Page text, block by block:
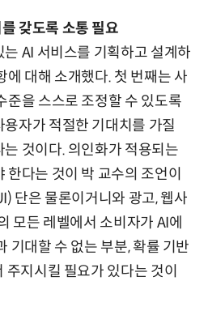
갖도록 소통 필요
AI 서비스를 기획하고 설계하
에 대해 소개했다. 첫 번째는 사
준을 스스로 조정할 수 있도록
자가 적절한 기대치를 가질
것이다. 의인화가 적용되는
한다는 것이 박 교수의 조언이
단은 물론이거니와 광고, 웹사
모든 레벨에서 소비자가 AI에
기대할 수 없는 부분, 확률 기반
지시킬 필요가 있다는 것이